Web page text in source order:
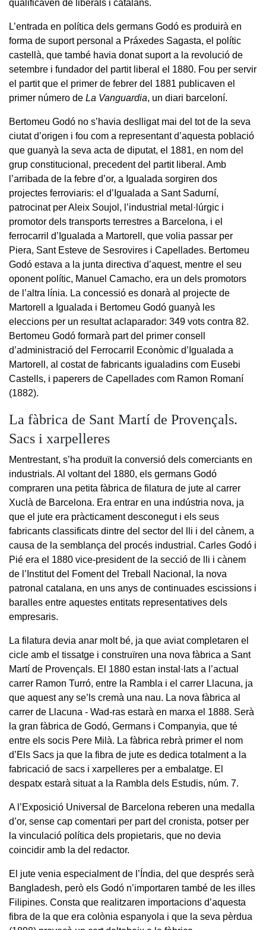
qualificaven de liberals i catalans.
L’entrada en política dels germans Godó es produirà en
forma de suport personal a Práxedes Sagasta, el polític
castellà, que també havia donat suport a la revolució de
setembre i fundador del partit liberal el 1880. Fou per servir
el partit que el primer de febrer del 1881 publicaven el
primer número de La Vanguardia, un diari barceloní.
Bertomeu Godó no s’havia deslligat mai del tot de la seva
ciutat d’origen i fou com a representant d’aquesta població
que guanyà la seva acta de diputat, el 1881, en nom del
grup constitucional, precedent del partit liberal. Amb
l’arribada de la febre d’or, a Igualada sorgiren dos
projectes ferroviaris: el d’Igualada a Sant Sadurní,
patrocinat per Aleix Soujol, l’industrial metal·lúrgic i
promotor dels transports terrestres a Barcelona, i el
ferrocarril d’Igualada a Martorell, que volia passar per
Piera, Sant Esteve de Sesrovires i Capellades. Bertomeu
Godó estava a la junta directiva d’aquest, mentre el seu
oponent polític, Manuel Camacho, era un dels promotors
de l’altra línia. La concessió es donarà al projecte de
Martorell a Igualada i Bertomeu Godó guanyà les
eleccions per un resultat aclaparador: 349 vots contra 82.
Bertomeu Godó formarà part del primer consell
d’administració del Ferrocarril Econòmic d’Igualada a
Martorell, al costat de fabricants igualadins com Eusebi
Castells, i paperers de Capellades com Ramon Romaní
(1882).
La fàbrica de Sant Martí de Provençals.
Sacs i xarpelleres
Mentrestant, s’ha produït la conversió dels comerciants en
industrials. Al voltant del 1880, els germans Godó
compraren una petita fàbrica de filatura de jute al carrer
Xuclà de Barcelona. Era entrar en una indústria nova, ja
que el jute era pràcticament desconegut i els seus
fabricants classificats dintre del sector del lli i del cànem, a
causa de la semblança del procés industrial. Carles Godó i
Pié era el 1880 vice-president de la secció de lli i cànem
de l’Institut del Foment del Treball Nacional, la nova
patronal catalana, en uns anys de continuades escissions i
baralles entre aquestes entitats representatives dels
empresaris.
La filatura devia anar molt bé, ja que aviat completaren el
cicle amb el tissatge i construïren una nova fàbrica a Sant
Martí de Provençals. El 1880 estan instal·lats a l’actual
carrer Ramon Turró, entre la Rambla i el carrer Llacuna, ja
que aquest any se’ls cremà una nau. La nova fàbrica al
carrer de Llacuna - Wad-ras estarà en marxa el 1888. Serà
la gran fàbrica de Godó, Germans i Companyia, que té
entre els socis Pere Milà. La fàbrica rebrà primer el nom
d’Els Sacs ja que la fibra de jute es dedica totalment a la
fabricació de sacs i xarpelleres per a embalatge. El
despatx estarà situat a la Rambla dels Estudis, núm. 7.
A l’Exposició Universal de Barcelona reberen una medalla
d’or, sense cap comentari per part del cronista, potser per
la vinculació política dels propietaris, que no devia
coincidir amb la del redactor.
El jute venia especialment de l’Índia, del que després serà
Bangladesh, però els Godó n’importaren també de les illes
Filipines. Consta que realitzaren importacions d’aquesta
fibra de la que era colònia espanyola i que la seva pèrdua